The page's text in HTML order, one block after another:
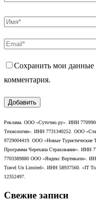
Сохранить мои данные
комментария.
Реклама. ООО «Суточно.ру». ИНН
Технологии». ИНН 7731340252. ООО
9729004419. ООО «Новые Туристические
Программа Черехапа Страхование». ИНН
7703389880 ООО «Яндекс Вертикали».
Travel Un Limited». ИНН 58937560. «IT
12352497.
Свежие записи